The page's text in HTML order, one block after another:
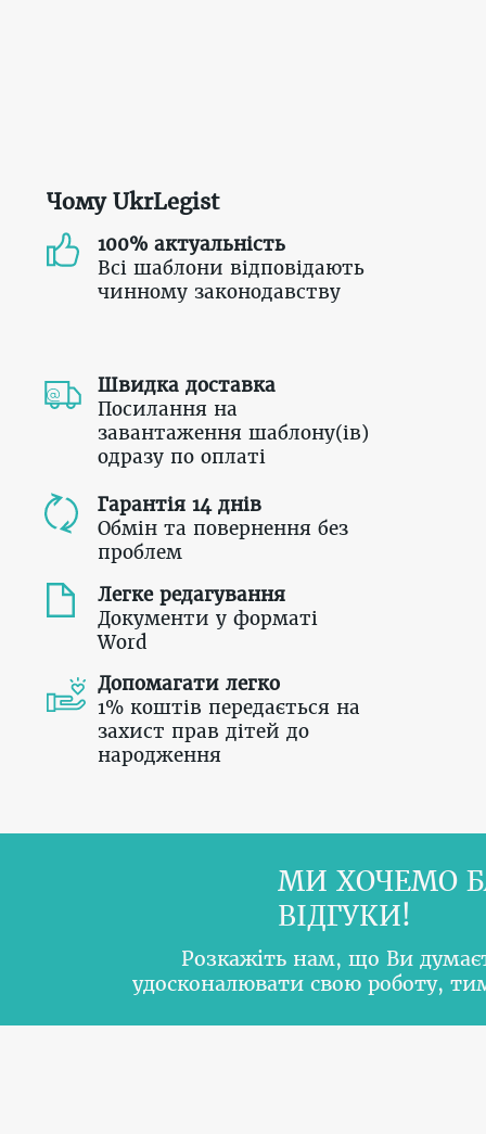
Чому UkrLegist
100% актуальність
Всі шаблони відповідають
чинному законодавству
Швидка доставка
Посилання на
завантаження шаблону(ів)
одразу по оплаті
Гарантія 14 днів
Обмін та повернення без
проблем
Легке редагування
Документи у форматі
Word
Допомагати легко
1% коштів передається на
захист прав дітей до
народження
МИ ХОЧЕМО
ВІДГУКИ!
Розкажіть нам, що Ви
удосконалювати свою роботу,